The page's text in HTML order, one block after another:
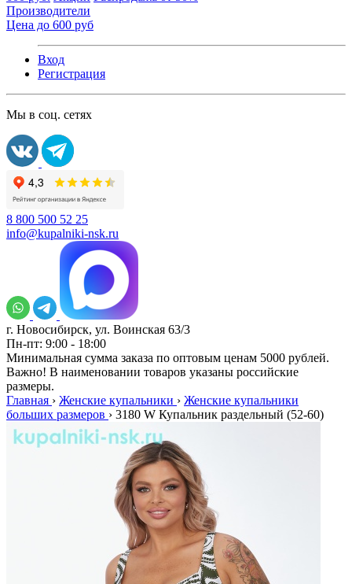
Производители
Цена до 600 руб
Вход
Регистрация
Мы в соц. сетях
8 800 500 52 25
info@kupalniki-nsk.ru
г. Новосибирск, ул. Воинская 63/3
Пн-пт: 9:00 - 18:00
Минимальная сумма заказа по оптовым ценам 5000 рублей.
Важно! В наименовании товаров указаны российские
размеры.
Главная › Женские купальники › Женские купальники
больших размеров › 3180 W Купальник раздельный (52-60)